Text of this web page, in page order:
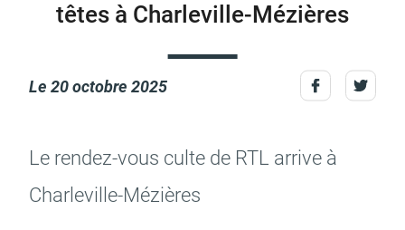
Actes d'état civil Citoyenneté
têtes à Charleville-Mézières
Le 20 octobre 2025
Le rendez-vous culte de RTL arrive à
Char­le­ville-Mézières